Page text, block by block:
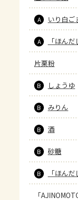
A いり白ご
A 「ほんだ
片栗粉
B しょうゆ
B みりん
B 酒
B 砂糖
B 「ほんだ
「